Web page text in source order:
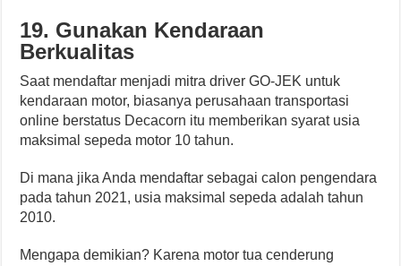
19. Gunakan Kendaraan
Berkualitas
Saat mendaftar menjadi mitra driver GO-JEK untuk
kendaraan motor, biasanya perusahaan transportasi
online berstatus Decacorn itu memberikan syarat usia
maksimal sepeda motor 10 tahun.
Di mana jika Anda mendaftar sebagai calon pengendara
pada tahun 2021, usia maksimal sepeda adalah tahun
2010.
Mengapa demikian? Karena motor tua cenderung